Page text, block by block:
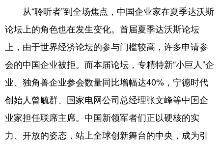
从“聆听者”到全场焦点，中国企业家在夏季达沃斯
论坛上的角色也在发生变化。首届夏季达沃斯论坛
上，由于世界经济论坛的参与门槛较高，许多申请参
会的中国企业被拒。而本届论坛，专精特新“小巨人”企
业、独角兽企业参会数量同比增幅达40%，宁德时代
创始人曾毓群、国家电网公司总经理张文峰等中国企
业家担任联席主席。中国新领军者们正以硬核的实
力、开放的姿态，站上全球创新舞台的中央，成为引